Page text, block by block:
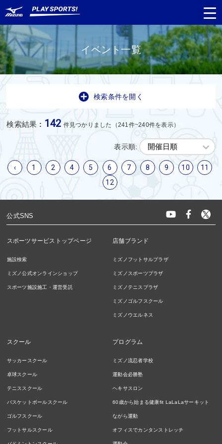
都道府県から探す
対象年齢から探す
イベント一覧
検索条件を開く
検索結果 : 142 件見つかりました（241件~240件を表示）
表示順:
‹ 1 2 4 5 6 7 8 9 10
11
12
公式SNS
スポーツサービストップページ
施設検索
ミズノ公式オンラインショップ
スポーツ施設施工・運営受託
店舗ブランド
ミズノフットサルプラザ
ミズノスポーツプラザ
ミズノテニスプラザ
ミズノゴルフスクール
ミズノウエルネス
スクール
サッカースクール
卓球スクール
テニススクール
バスケットボールスクール
ゴルフスクール
フットサルスクール
プログラム
ミズノ流忍者学校
運動会必勝塾
ヘキサスロン
60歳から始まる健康fit LaLaLaサーキット
ながら運動
オフィスでカンタンストレッチ